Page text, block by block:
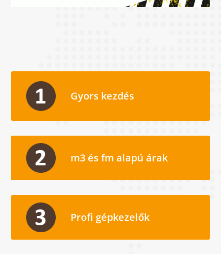
Gyors kezdés
m3 és fm alapú árak
Profi gépkezelők